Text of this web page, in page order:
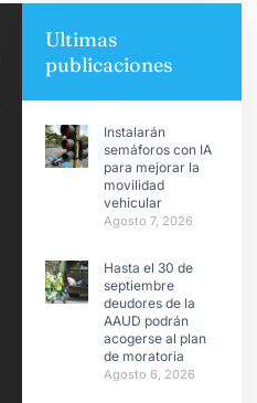
Ultimas
publicaciones
Instalarán
semáforos con IA
para mejorar la
movilidad
vehicular
Agosto 7, 2026
Hasta el 30 de
septiembre
deudores de la
AAUD podrán
acogerse al plan
de moratoria
Agosto 6, 2026